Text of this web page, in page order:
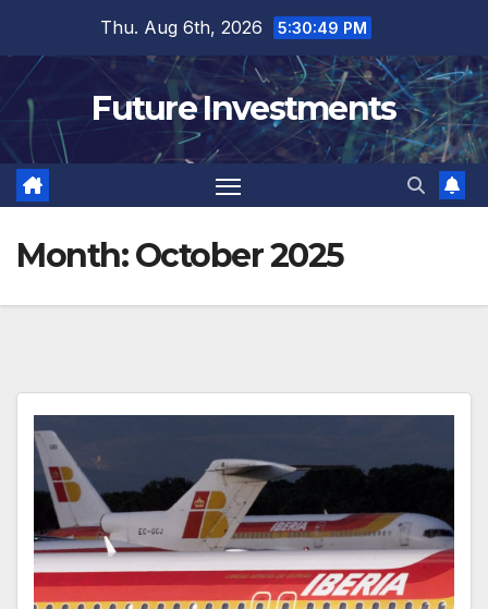
content
Thu. Aug 6th, 2026 5:30:50 PM
Future Investments
Month:October 2025